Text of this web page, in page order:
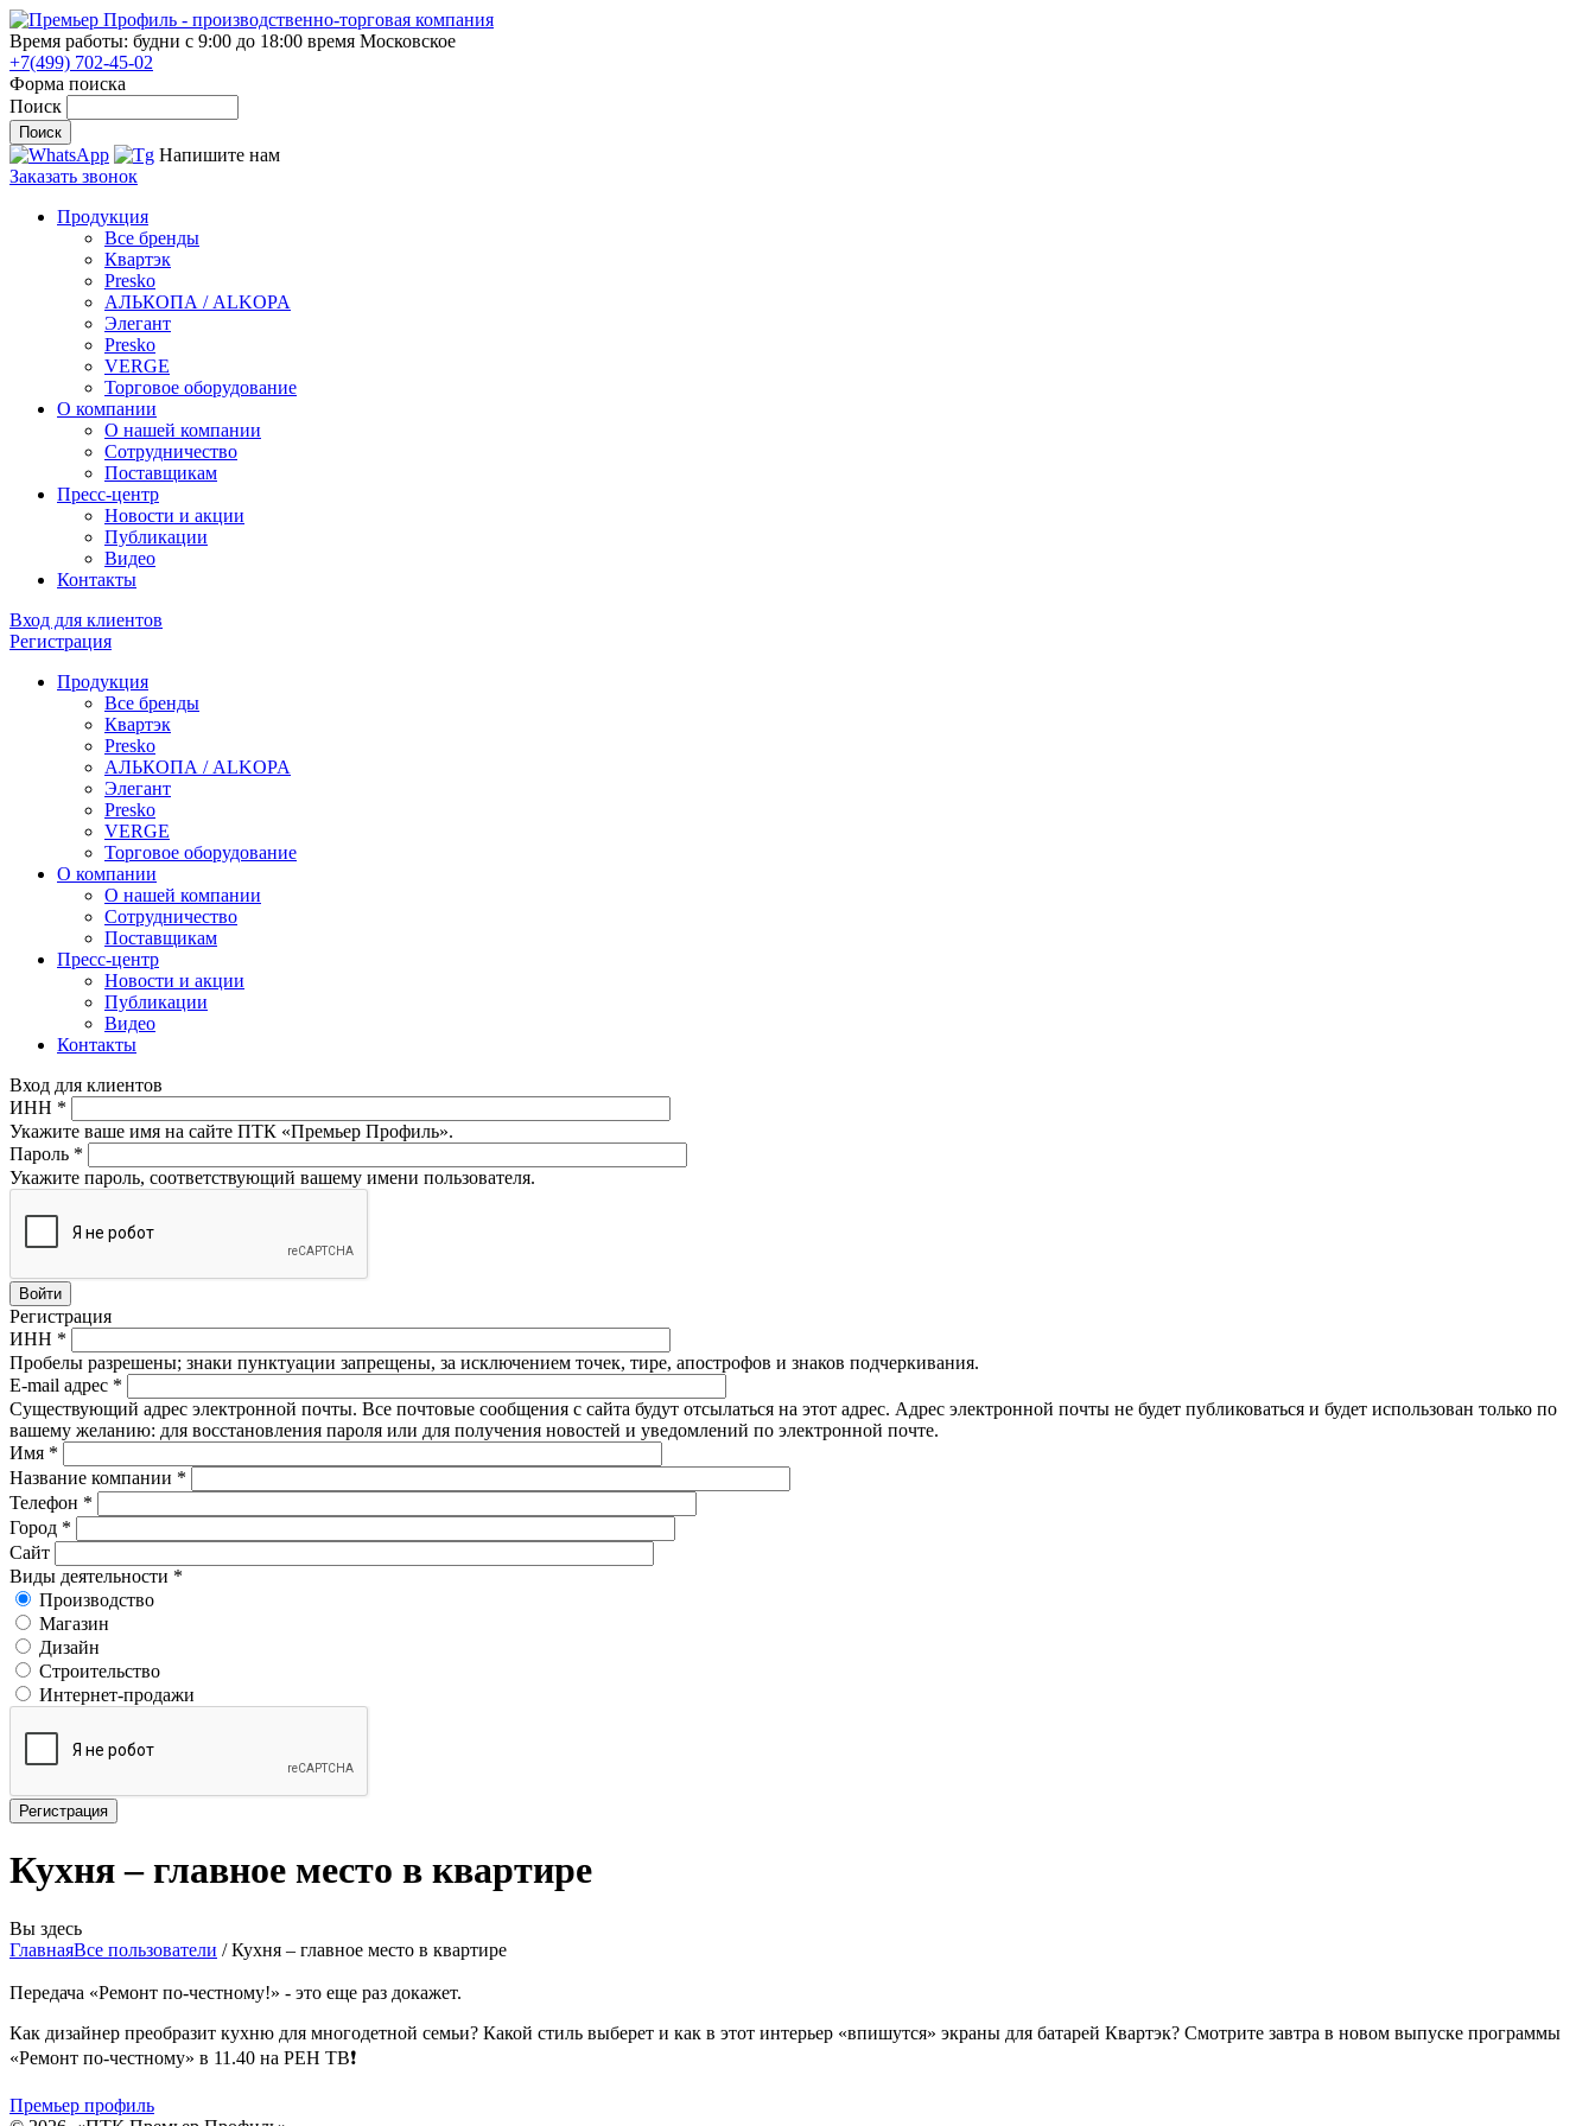
Время работы: будни с 9:00 до 18:00 время Московское
+7(499) 702-45-02
Форма поиска
Поиск
Напишите нам
Заказать звонок
Продукция
Все бренды
Квартэк
Presko
АЛЬКОПА / ALKOPA
Элегант
Presko
VERGE
Торговое оборудование
О компании
О нашей компании
Сотрудничество
Поставщикам
Пресс-центр
Новости и акции
Публикации
Видео
Контакты
Вход для клиентов
Регистрация
Продукция
Все бренды
Квартэк
Presko
АЛЬКОПА / ALKOPA
Элегант
Presko
VERGE
Торговое оборудование
О компании
О нашей компании
Сотрудничество
Поставщикам
Пресс-центр
Новости и акции
Публикации
Видео
Контакты
Вход для клиентов
ИНН *
Укажите ваше имя на сайте ПТК «Премьер Профиль».
Пароль *
Укажите пароль, соответствующий вашему имени пользователя.
Регистрация
ИНН *
Пробелы разрешены; знаки пунктуации запрещены, за исключением точек, тире, апострофов и знаков подчеркивания.
E-mail адрес *
Существующий адрес электронной почты. Все почтовые сообщения с сайта будут отсылаться на этот адрес. Адрес электронной почты не будет публиковаться и будет использован только по
вашему желанию: для восстановления пароля или для получения новостей и уведомлений по электронной почте.
Имя *
Название компании *
Телефон *
Город *
Сайт
Виды деятельности *
Производство
Магазин
Дизайн
Строительство
Интернет-продажи
Кухня – главное место в квартире
Вы здесь
ГлавнаяВсе пользователи /Кухня – главное место в квартире
Передача «Ремонт по-честному!» - это еще раз докажет.
Как дизайнер преобразит кухню для многодетной семьи? Какой стиль выберет и как в этот интерьер «впишутся» экраны для батарей Квартэк? Смотрите завтра в новом выпуске программы
«Ремонт по-честному» в 11.40 на РЕН ТВ❗
Премьер профиль